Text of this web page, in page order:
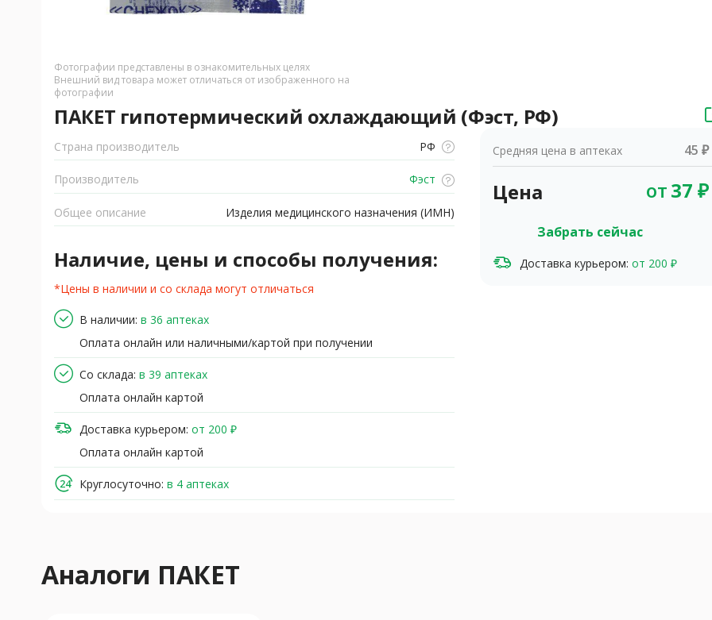
Фотографии представлены в ознакомительных целях
Внешний вид товара может отличаться от изображенного на
фотографии
ПАКЕТ гипотермический охлаждающий (Фэст, РФ)
Страна производитель РФ
Производитель Фэст
Общее описание Изделия медицинского назначения (ИМН)
Наличие, цены и способы получения:
*Цены в наличии и со склада могут отличаться
В наличии: в 36 аптеках
Оплата онлайн или наличными/картой при получении
Со склада: в 39 аптеках
Оплата онлайн картой
Доставка курьером: от 200 ₽
Оплата онлайн картой
Круглосуточно: в 4 аптеках
Средняя цена в аптеках 45 ₽
Цена от37 ₽
Забрать сейчас
Доставка курьером: от 200 ₽
Аналоги ПАКЕТ